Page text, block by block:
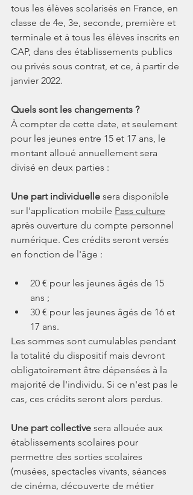
tous les élèves scolarisés en France, en
classe de 4e, 3e, seconde, première et
terminale et à tous les élèves inscrits en
CAP, dans des établissements publics
ou privés sous contrat, et ce, à partir de
janvier 2022.
Quels sont les changements ?
À compter de cette date, et seulement
pour les jeunes entre 15 et 17 ans, le
montant alloué annuellement sera
divisé en deux parties :
Une part individuelle sera disponible
sur l'application mobile Pass culture
après ouverture du compte personnel
numérique. Ces crédits seront versés
en fonction de l'âge :
20 € pour les jeunes âgés de 15
ans ;
30 € pour les jeunes âgés de 16 et
17 ans.
Les sommes sont cumulables pendant
la totalité du dispositif mais devront
obligatoirement être dépensées à la
majorité de l'individu. Si ce n'est pas le
cas, ces crédits seront alors perdus.
Une part collective sera allouée aux
établissements scolaires pour
permettre des sorties scolaires
(musées, spectacles vivants, séances
de cinéma, découverte de métier